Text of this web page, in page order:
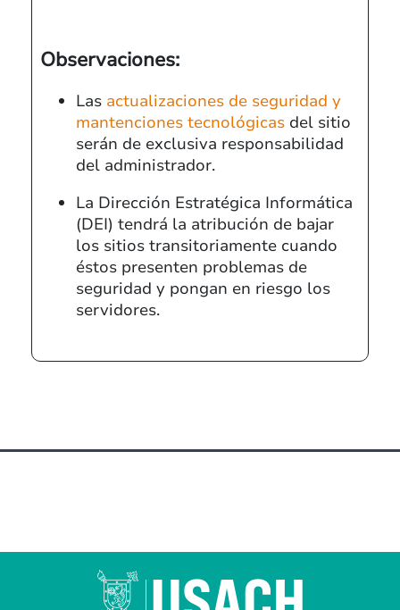
Observaciones:
Las actualizaciones de seguridad y
mantenciones tecnológicas del sitio
serán de exclusiva responsabilidad
del administrador.
La Dirección Estratégica Informática
(DEI) tendrá la atribución de bajar
los sitios transitoriamente cuando
éstos presenten problemas de
seguridad y pongan en riesgo los
servidores.